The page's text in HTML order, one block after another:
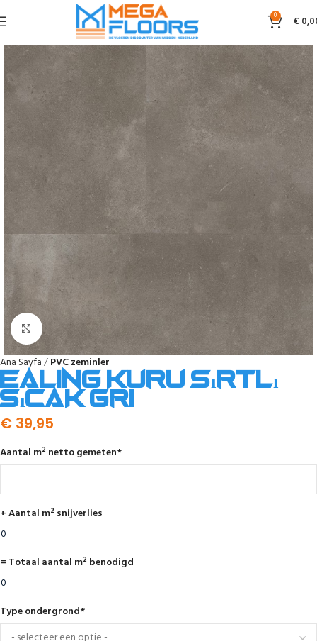
0 €
Ana Sayfa PVC zeminler
Ealing kuru sırtlı
sıcak gri
€ 39,95
Aantal m² netto gemeten*
+ Aantal m² snijverlies
= Totaal aantal m² benodigd
Type ondergrond*
Click to enlarge